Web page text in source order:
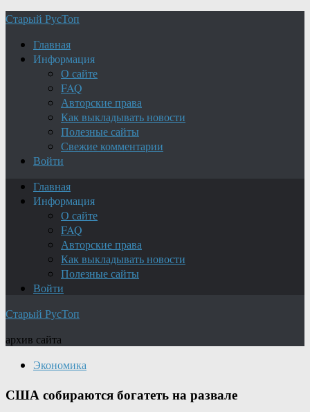
Старый РусТоп
Главная
Информация
О сайте
FAQ
Авторские права
Как выкладывать новости
Полезные сайты
Свежие комментарии
Войти
Главная
Информация
О сайте
FAQ
Авторские права
Как выкладывать новости
Полезные сайты
Войти
Старый РусТоп
архив сайта
Экономика
США собираются богатеть на развале